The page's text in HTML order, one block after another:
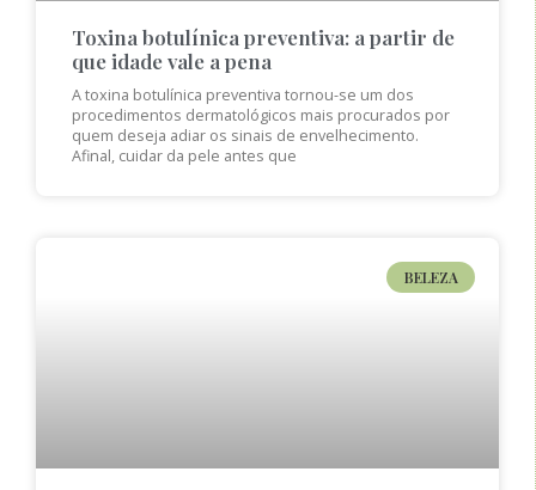
Toxina botulínica preventiva: a partir de
que idade vale a pena
A toxina botulínica preventiva tornou-se um dos
procedimentos dermatológicos mais procurados por
quem deseja adiar os sinais de envelhecimento.
Afinal, cuidar da pele antes que
BELEZA